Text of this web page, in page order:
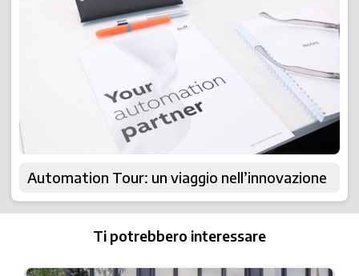
Automation Tour: un viaggio nell’innovazione
Ti potrebbero interessare